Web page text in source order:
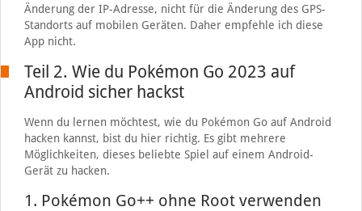
Änderung der IP-Adresse, nicht für die Änderung des GPS-
Standorts auf mobilen Geräten. Daher empfehle ich diese
App nicht.
Teil 2. Wie du Pokémon Go 2023 auf
Android sicher hackst
Wenn du lernen möchtest, wie du Pokémon Go auf Android
hacken kannst, bist du hier richtig. Es gibt mehrere
Möglichkeiten, dieses beliebte Spiel auf einem Android-
Gerät zu hacken.
1. Pokémon Go++ ohne Root verwenden